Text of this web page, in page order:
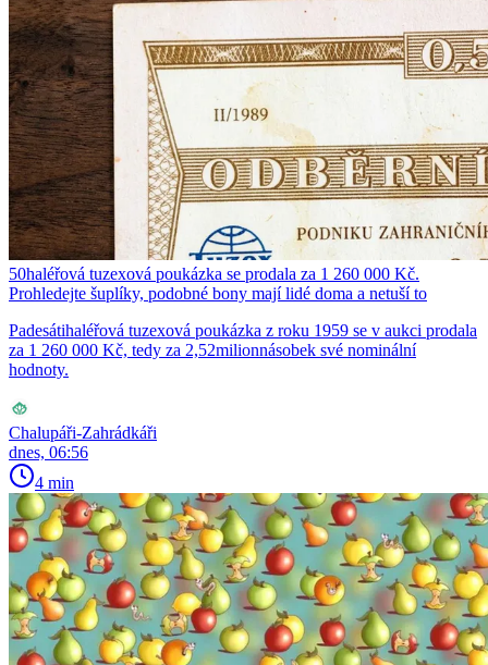
50haléřová tuzexová poukázka se prodala za 1 260 000 Kč.
Prohledejte šuplíky, podobné bony mají lidé doma a netuší to
Padesátihaléřová tuzexová poukázka z roku 1959 se v aukci prodala
za 1 260 000 Kč, tedy za 2,52milionnásobek své nominální
hodnoty.
Chalupáři-Zahrádkáři
dnes, 06:56
4 min